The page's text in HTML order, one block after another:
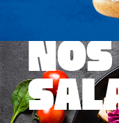
NOS